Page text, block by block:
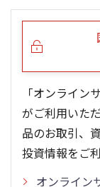
13週
5ヶ月
「オンライン
がご利用いた
品のお取引、
投資情報をご
オンライン